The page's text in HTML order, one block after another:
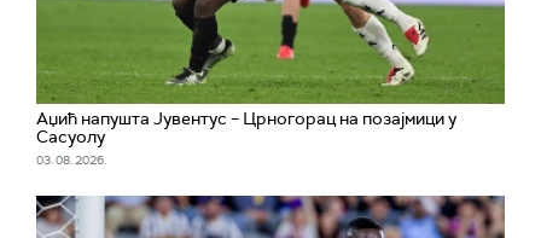
Аџић напушта Јувентус – Црногорац на позајмици у
Сасуолу
03. 08. 2026.